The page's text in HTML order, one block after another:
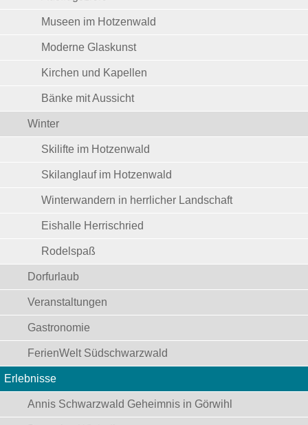
Museen im Hotzenwald
Moderne Glaskunst
Kirchen und Kapellen
Bänke mit Aussicht
Winter
Skilifte im Hotzenwald
Skilanglauf im Hotzenwald
Winterwandern in herrlicher Landschaft
Eishalle Herrischried
Rodelspaß
Dorfurlaub
Veranstaltungen
Gastronomie
FerienWelt Südschwarzwald
Erlebnisse
Annis Schwarzwald Geheimnis in Görwihl